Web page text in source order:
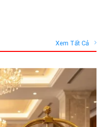
Xem Tất Cả